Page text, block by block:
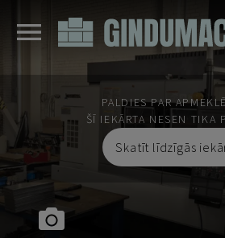
PALDIES PAR
ŠĪ IEKĀRTA NESEN TIKA
Skatīt līdzīgās